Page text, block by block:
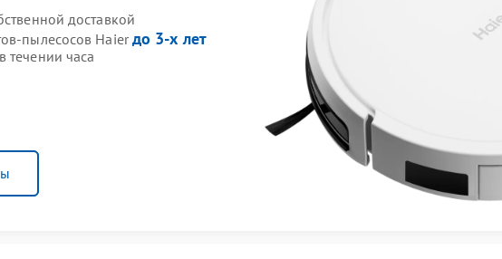
доставкой
пылесосов Haierдо 3-х лет
часа